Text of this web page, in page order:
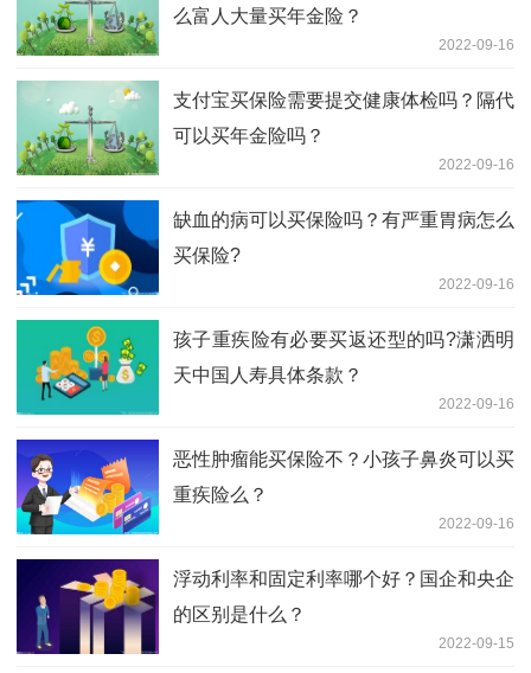
么富人大量买年金险？
2022-09-16
支付宝买保险需要提交健康体检吗？隔代
可以买年金险吗？
2022-09-16
缺血的病可以买保险吗？有严重胃病怎么
买保险?
2022-09-16
孩子重疾险有必要买返还型的吗?潇洒明
天中国人寿具体条款？
2022-09-16
恶性肿瘤能买保险不？小孩子鼻炎可以买
重疾险么？
2022-09-16
浮动利率和固定利率哪个好？国企和央企
的区别是什么？
2022-09-15